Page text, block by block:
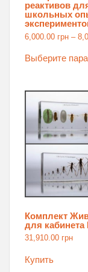
реактивов
школьных
6,000.00 грн –
Выберите
Комплект
для кабинета
31,910.00 грн
Купить